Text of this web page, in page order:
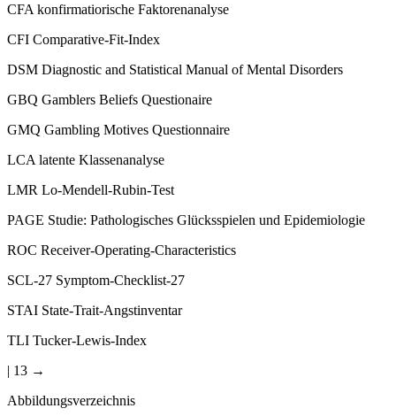
CFA konfirmatiorische Faktorenanalyse
CFI Comparative-Fit-Index
DSM Diagnostic and Statistical Manual of Mental Disorders
GBQ Gamblers Beliefs Questionaire
GMQ Gambling Motives Questionnaire
LCA latente Klassenanalyse
LMR Lo-Mendell-Rubin-Test
PAGE Studie: Pathologisches Glücksspielen und Epidemiologie
ROC Receiver-Operating-Characteristics
SCL-27 Symptom-Checklist-27
STAI State-Trait-Angstinventar
TLI Tucker-Lewis-Index
| 13 →
Abbildungsverzeichnis